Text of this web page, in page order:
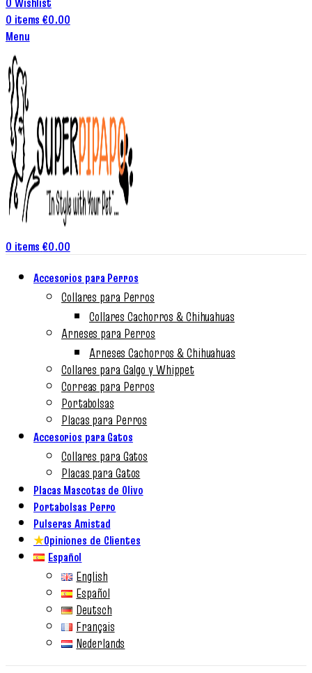
0 items €0.00
Menu
0 items €0.00
Accesorios para Perros
Collares para Perros
Collares Cachorros & Chihuahuas
Arneses para Perros
Arneses Cachorros & Chihuahuas
Collares para Galgo y Whippet
Correas para Perros
Portabolsas
Placas para Perros
Accesorios para Gatos
Collares para Gatos
Placas para Gatos
Placas Mascotas de Olivo
Portabolsas Perro
Pulseras Amistad
★Opiniones de Clientes
Español
English
Español
Deutsch
Français
Nederlands